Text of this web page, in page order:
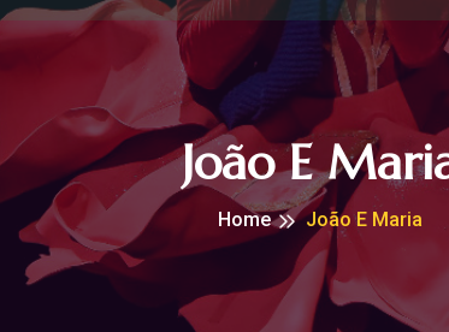
João E
Home João E Maria